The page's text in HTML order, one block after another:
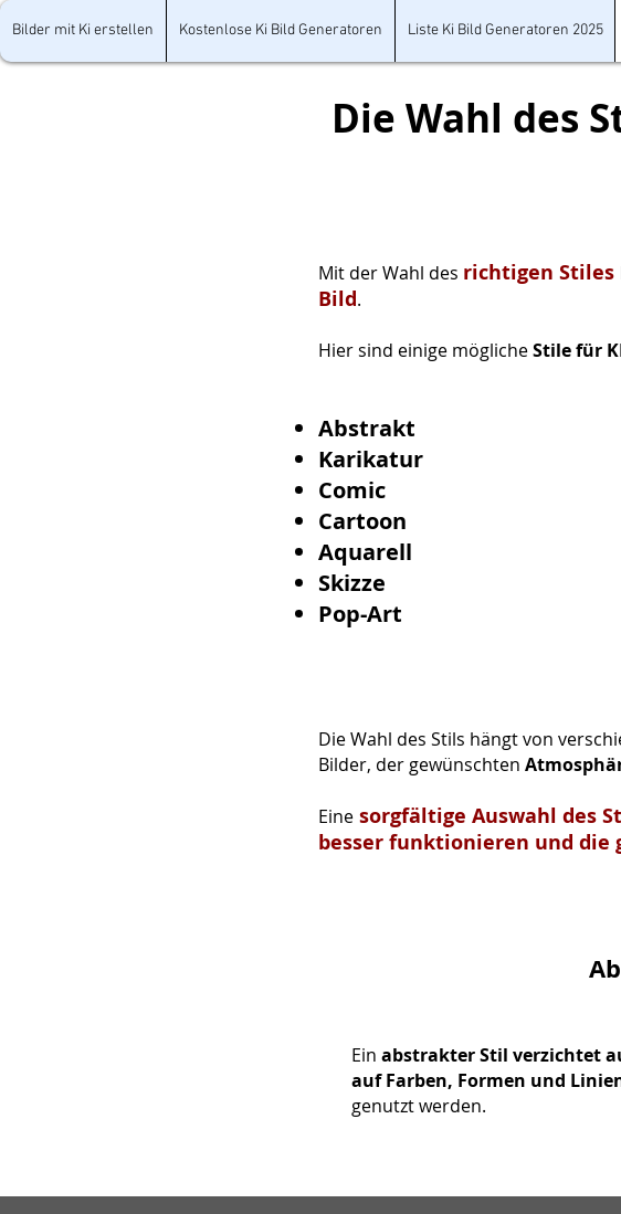
Bilder mit Ki erstellen Kostenlose Ki Bild Generatoren Liste Ki Bild Generatoren 2025
Die Wahl des
Mit der Wahl des richtigen Stiles
Bild.
Hier sind einige möglicheStile für
Abstrakt
Karikatur
Comic
Cartoon
Aquarell
Skizze
Pop-Art
Die Wahl des Stils hängt von
Bilder, der gewünschten
Eine sorgfältige Auswahl des
besser funktionieren und die
Ein abstrakter Stil verzichtet
auf Farben, Formen und
genutzt werden.